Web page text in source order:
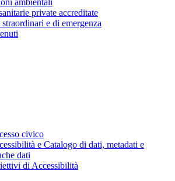
ambientali
private accreditate
e di emergenza
civico
e Catalogo di dati, metadati e
dati
di Accessibilità